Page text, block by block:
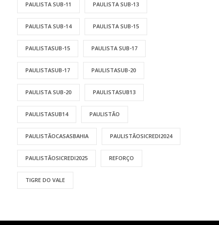
PAULISTA SUB-11 PAULISTA SUB-13
PAULISTA SUB-14 PAULISTA SUB-15
PAULISTASUB-15 PAULISTA SUB-17
PAULISTASUB-17 PAULISTASUB-20
PAULISTA SUB-20 PAULISTASUB13
PAULISTASUB14 PAULISTÃO
PAULISTÃOCASASBAHIA PAULISTÃOSICREDI2024
PAULISTÃOSICREDI2025 REFORÇO
TIGRE DO VALE